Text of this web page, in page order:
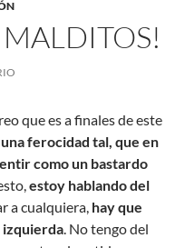
MALDITOS!
que es a finales de este
ferocidad tal, que en
como un bastardo
estoy hablando del
a cualquiera, hay que
izquierda. No tengo del